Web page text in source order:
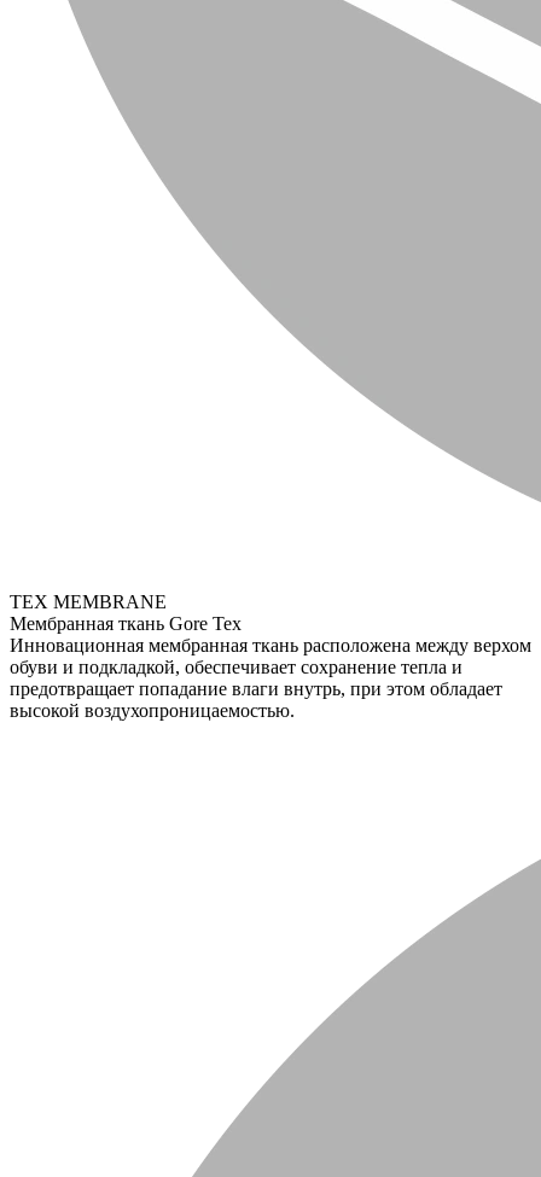
TEX MEMBRANE
Мембранная ткань Gore Tex
Инновационная мембранная ткань расположена между верхом
обуви и подкладкой, обеспечивает сохранение тепла и
предотвращает попадание влаги внутрь, при этом обладает
высокой воздухопроницаемостью.